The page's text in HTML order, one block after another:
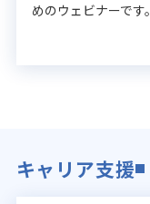
めのウェビナーです。
キャリア支援